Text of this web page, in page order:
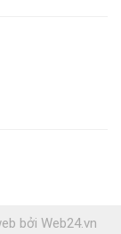
bởi Web24.vn